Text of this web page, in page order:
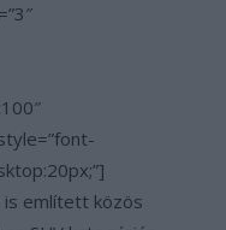
is említett közös